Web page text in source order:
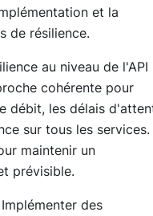
et la
de résilience.
au niveau de l'API
cohérente pour
débit, les délais
sur tous les services.
maintenir un
prévisible.
Implémenter des